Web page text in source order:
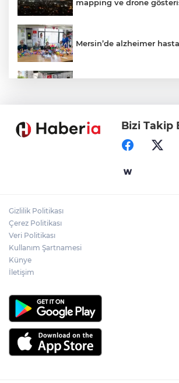
mapping ve drone
Mersin’de alzheimer
Ormanya’nın Atlas’ı
Bursa İnegöl'de Alanyurt
Bizi Takip
Gizlilik Politikası
Çerez Politikası
Veri Politikası
Kullanım Şartnamesi
Künye
İletişim